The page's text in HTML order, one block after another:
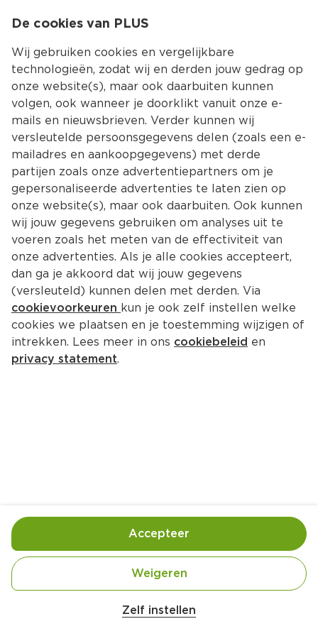
Kies jouw
Terug Producten
Lokaal Kruidkoek
Per Doos 750 g
Handige informatie over dit product
Ingekocht door jouw PLUS
Belangrijke veiligheidswaarschuwing
De cookies van PLUS
Wij gebruiken cookies en vergelijkbare
technologieën, zodat wij en derden jouw gedrag op
onze website(s), maar ook daarbuiten kunnen
volgen, ook wanneer je doorklikt vanuit onze e-
mails en nieuwsbrieven. Verder kunnen wij
versleutelde persoonsgegevens delen (zoals een e-
mailadres en aankoopgegevens) met derde
partijen zoals onze advertentiepartners om je
gepersonaliseerde advertenties te laten zien op
onze website(s), maar ook daarbuiten. Ook kunnen
wij jouw gegevens gebruiken om analyses uit te
voeren zoals het meten van de effectiviteit van
onze advertenties. Als je alle cookies accepteert,
dan ga je akkoord dat wij jouw gegevens
(versleuteld) kunnen delen met derden. Via
cookievoorkeuren kun je ook zelf instellen welke
cookies we plaatsen en je toestemming wijzigen of
intrekken. Lees meer in ons cookiebeleid en
privacy statement.
Zelf instellen
Weigeren
Accepteer